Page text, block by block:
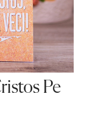
Pe